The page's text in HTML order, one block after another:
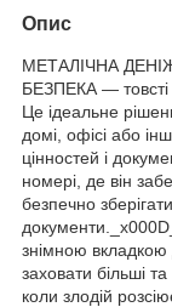
Опис
МЕТАЛІЧНА
БЕЗПЕКА — товсті
Це ідеальне
домі, офісі або
цінностей і
номері, де він
безпечно
знімною вкладкою
заховати більші
коли злодій